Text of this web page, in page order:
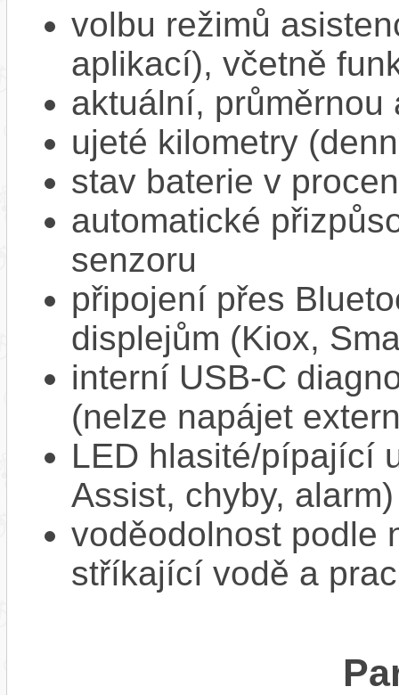
volbu režimů
aplikací), včetně
aktuální, průměrnou
ujeté kilometry
stav baterie v
automatické
senzoru
připojení přes
displejům (Kiox,
interní USB‑C
(nelze napájet
LED hlasité/pípající
Assist, chyby, alarm)
voděodolnost podle
stříkající vodě a